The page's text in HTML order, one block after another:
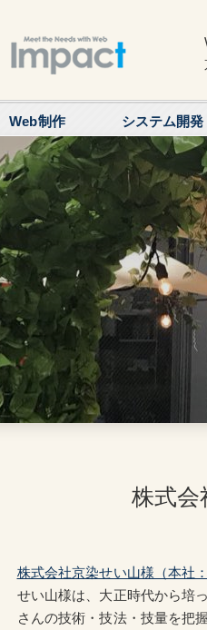
Web制作 システム開発
株式会
株式会社京染せい山様（本社
せい山様は、大正時代から培
さんの技術・技法・技量を把